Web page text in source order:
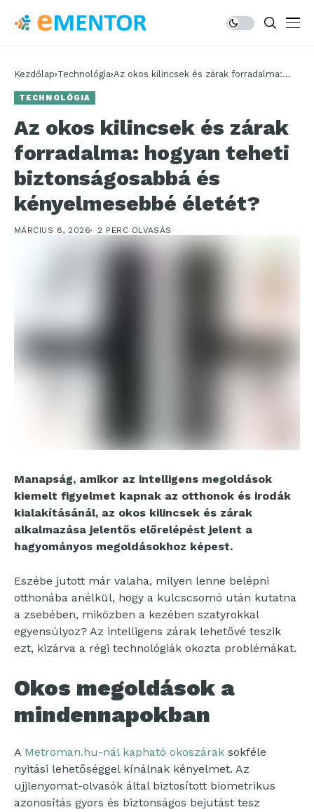
Kezdőlap Technológia Az okos kilincsek és zárak forradalma:
TECHNOLÓGIA
Az okos kilincsek és zárak
forradalma: hogyan teheti
biztonságosabbá és
kényelmesebbé életét?
MÁRCIUS 8, 2026 2 PERC OLVASÁS
Manapság, amikor az intelligens megoldások
kiemelt figyelmet kapnak az otthonok és irodák
kialakításánál, az okos kilincsek és zárak
alkalmazása jelentős előrelépést jelent a
hagyományos megoldásokhoz képest.
Eszébe jutott már valaha, milyen lenne belépni
otthonába anélkül, hogy a kulcscsomó után kutatna
a zsebében, miközben a kezében szatyrokkal
egyensúlyoz? Az intelligens zárak lehetővé teszik
ezt, kizárva a régi technológiák okozta problémákat.
Okos megoldások a
mindennapokban
A Metroman.hu-nál kapható okoszárak sokféle
nyitási lehetőséggel kínálnak kényelmet. Az
ujjlenyomat-olvasók által biztosított biometrikus
azonosítás gyors és biztonságos bejutást tesz